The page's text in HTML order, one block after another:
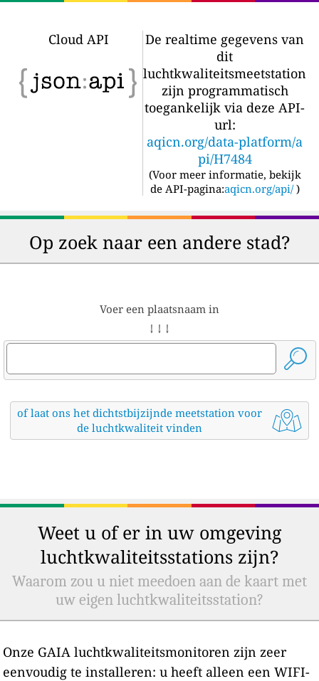
Cloud API
De realtime gegevens van
dit
luchtkwaliteitsmeetstation
zijn programmatisch
toegankelijk via deze API-
url:
aqicn.org/data-platform/a
pi/H7484
(Voor meer informatie, bekijk
de API-pagina:aqicn.org/api/ )
Op zoek naar een andere stad?
Voer een plaatsnaam in
↓ ↓ ↓
of laat ons het dichtstbijzijnde meetstation voor
de luchtkwaliteit vinden
Weet u of er in uw omgeving
luchtkwaliteitsstations zijn?
Waarom zou u niet meedoen aan de kaart met
uw eigen luchtkwaliteitsstation?
Onze GAIA luchtkwaliteitsmonitoren zijn zeer
eenvoudig te installeren: u heeft alleen een WIFI-